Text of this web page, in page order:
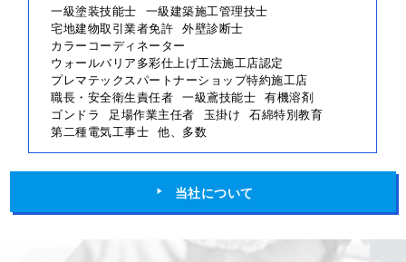
一級塗装技能士 一級建築施工管理技士
宅地建物取引業者免許 外壁診断士
カラーコーディネーター
ウォールバリア多彩仕上げ工法施工店認定
プレマテックスパートナーショップ特約施工店
職長・安全衛生責任者 一級鳶技能士 有機溶剤
ゴンドラ
足場作業主任者 玉掛け 石綿特別教育
第二種電気工事士 他、多数
当社について